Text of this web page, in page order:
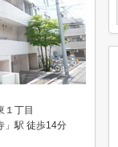
１丁目
」駅 徒歩14分